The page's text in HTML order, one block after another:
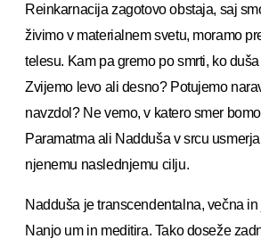
Reinkarnacija zagotovo obstaja, saj
živimo v materialnem svetu, moramo
telesu. Kam pa gremo po smrti, ko
Zvijemo levo ali desno? Potujemo
navzdol? Ne vemo, v katero smer
Paramatma ali Nadduša v srcu
njenemu naslednjemu cilju.
Nadduša je transcendentalna, večna
Nanjo um in meditira. Tako doseže